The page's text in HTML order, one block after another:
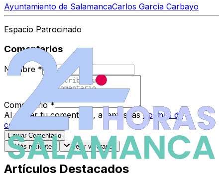
Ayuntamiento de SalamancaCarlos García Carbayo
Espacio Patrocinado
Comentarios
Nombre *
Comentario *
Al enviar tu comentario, aceptas las normas de
comentarios
Enviar Comentario
Más recientes
Mejor valorados
Artículos Destacados